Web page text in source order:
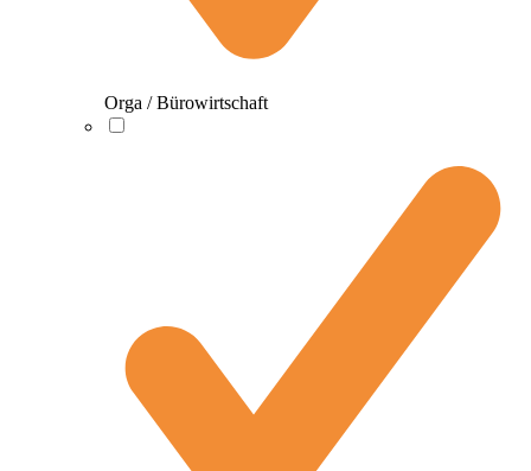
Orga / Bürowirtschaft